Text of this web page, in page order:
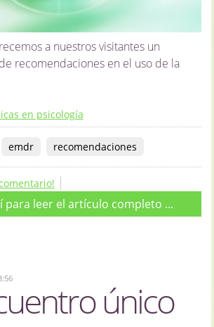
a nuestros visitantes un
recomendaciones en el uso de la
en psicología
emdr recomendaciones
para leer el artículo completo ...
único